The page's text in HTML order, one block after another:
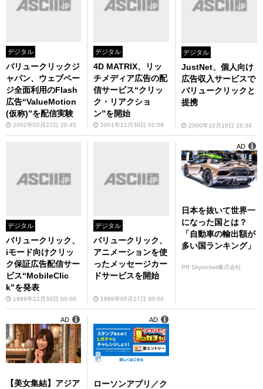
デジタル
バリュークリックジ
ャパン、ウェブペー
ジ全面利用のFlash
広告“ValueMotion
(仮称)”を配信実験
2002年02月22日 20:45
デジタル
4D MATRIX、リッ
チメディア広告の配
信サービス“クリッ
ク・リアクショ
ン”を開始
2001年11月30日 02:09
デジタル
JustNet、個人向け
広告収入サービスで
バリュークリックと
提携
2000年10月18日 16:34
デジタル
バリュークリック、
iモード向けクリッ
ク保証広告配信サー
ビス“MobileClic
k”を発表
1999年11月30日 00:00
デジタル
バリュークリック、
アニメーションを使
ったメッセージカー
ドサービスを開始
1999年05月27日 00:00
日本を抜いて世界一
になった国とは？
「自動車の輸出額が
多い国ランキング」
PR Skyrocket株式会社
AD
【美女集結】アジア
AD
ローソンアプリ／ク
AD